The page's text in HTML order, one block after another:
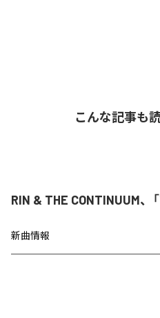
こんな記事も
RIN & THE CONTINUUM、
新曲情報